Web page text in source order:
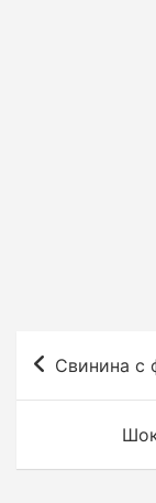
Свинина с